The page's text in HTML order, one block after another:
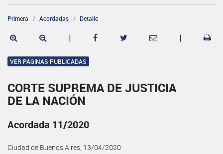
Primera Acordadas Detalle
| |
VER PÁGINAS PUBLICADAS
CORTE SUPREMA DE JUSTICIA
DE LA NACIÓN
Acordada 11/2020
Ciudad de Buenos Aires, 13/04/2020